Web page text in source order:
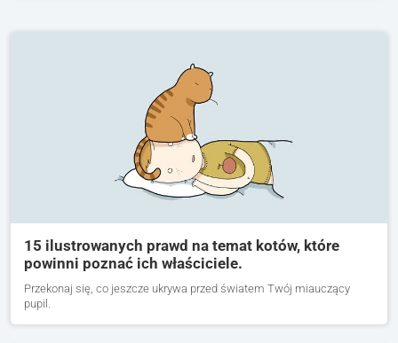
15 ilustrowanych prawd na temat kotów, które
powinni poznać ich właściciele.
Przekonaj się, co jeszcze ukrywa przed światem Twój miauczący
pupil.